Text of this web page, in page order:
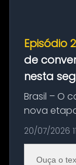
Episódio
de
nesta
Brasil – O
nova
início do
20/07/2026
Ouça o